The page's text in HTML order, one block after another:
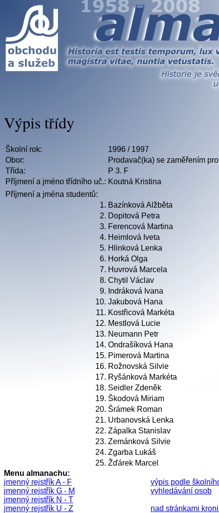
Výpis třídy
Školní rok:
1996 / 1997
Obor:
Prodavač(ka) se zaměřením
Třída:
P 3. F
Příjmení a jméno třídního uč.: Koutná Kristina
Příjmení a jména studentů:
1. Bazínková Alžběta
2. Dopitová Petra
3. Ferencová Martina
4. Heimlová Iveta
5. Hlinková Lenka
6. Horká Olga
7. Huvrová Marcela
8. Chytil Václav
9. Indráková Ivana
10. Jakubová Hana
11. Kostřicová Markéta
12. Mestlová Lucie
13. Neumann Petr
14. Ondrašíková Hana
15. Pimerová Martina
16. Rožnovská Silvie
17. Ryšánková Markéta
18. Seidler Zdeněk
19. Škodová Miriam
20. Šrámek Roman
21. Urbanovská Lenka
22. Zápalka Stanislav
23. Zemánková Silvie
24. Zgarba Lukáš
25. Žďárek Marcel
Menu almanachu:
jmenný rejstřík A - F
jmenný rejstřík G - M
jmenný rejstřík N - T
jmenný rejstřík U - Z
výpis podle
vyhledávání osob
nad stránkami